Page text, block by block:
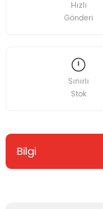
Hızlı
Gönderi
Sınırlı
Stok
Bilgi